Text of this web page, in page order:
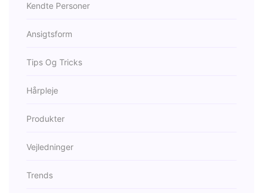
Kendte Personer
Ansigtsform
Tips Og Tricks
Hårpleje
Produkter
Vejledninger
Trends